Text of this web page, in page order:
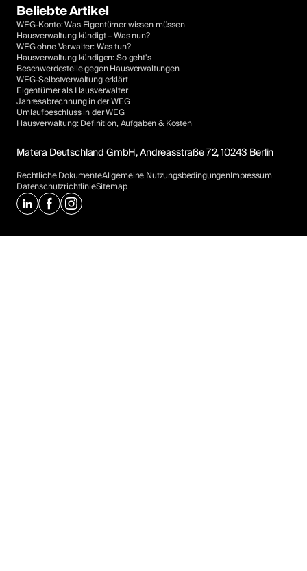
Beliebte Artikel
WEG-Konto: Was Eigentümer wissen müssen
Hausverwaltung kündigt – Was nun?
WEG ohne Verwalter: Was tun?
Hausverwaltung kündigen: So geht's
Beschwerdestelle gegen Hausverwaltungen
WEG-Selbstverwaltung erklärt
Eigentümer als Hausverwalter
Jahresabrechnung in der WEG
Umlaufbeschluss in der WEG
Hausverwaltung: Definition, Aufgaben & Kosten
Matera Deutschland GmbH, Andreasstraße 72, 10243 Berlin
Rechtliche DokumenteAllgemeine NutzungsbedingungenImpressum
DatenschutzrichtlinieSitemap